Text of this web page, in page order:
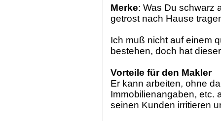
Merke: Was Du schwarz
getrost nach Hause
Ich muß nicht auf einem
bestehen, doch hat
Vorteile für den Makler
Er kann arbeiten, ohne
Immobilienangaben, etc.
seinen Kunden irritieren